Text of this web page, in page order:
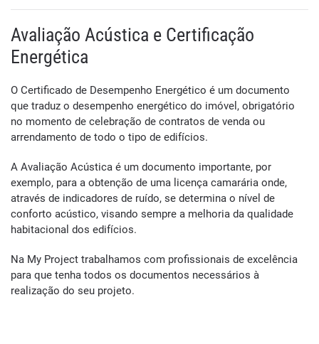
Avaliação Acústica e Certificação
Energética
O Certificado de Desempenho Energético é um documento
que traduz o desempenho energético do imóvel, obrigatório
no momento de celebração de contratos de venda ou
arrendamento de todo o tipo de edifícios.
A Avaliação Acústica é um documento importante, por
exemplo, para a obtenção de uma licença camarária onde,
através de indicadores de ruído, se determina o nível de
conforto acústico, visando sempre a melhoria da qualidade
habitacional dos edifícios.
Na My Project trabalhamos com profissionais de excelência
para que tenha todos os documentos necessários à
realização do seu projeto.